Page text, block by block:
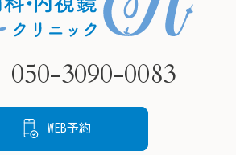
クから
南幸２
が疑われる場合は組織を採
です。
薬による除菌治療でリスク
050-3090-0083
WEB予約